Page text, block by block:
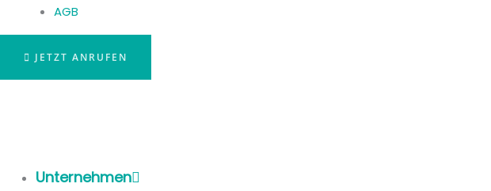
AGB
JETZT ANRUFEN
Unternehmen